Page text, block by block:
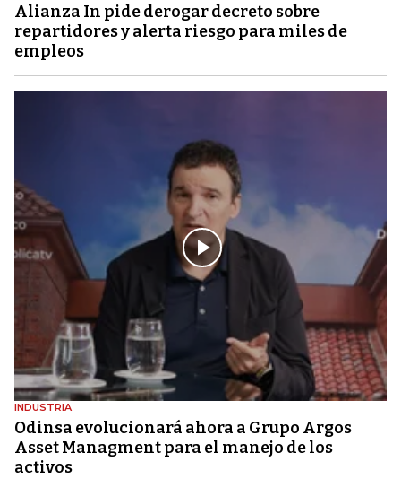
Alianza In pide derogar decreto sobre
repartidores y alerta riesgo para miles de
empleos
INDUSTRIA
Odinsa evolucionará ahora a Grupo Argos
Asset Managment para el manejo de los
activos